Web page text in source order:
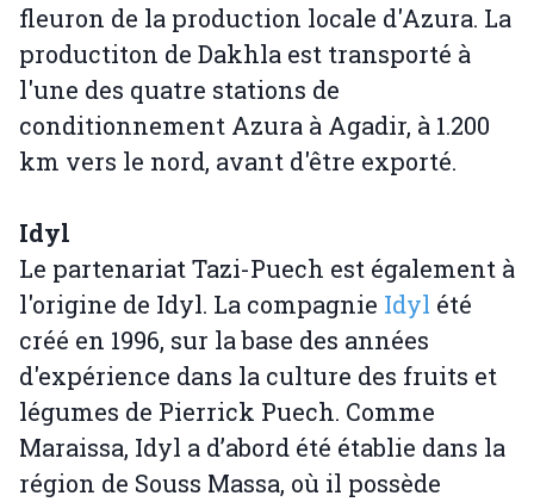
fleuron de la production locale d'Azura. La
productiton de Dakhla est transporté à
l'une des quatre stations de
conditionnement Azura à Agadir, à 1.200
km vers le nord, avant d'être exporté.
Idyl
Le partenariat Tazi-Puech est également à
l'origine de Idyl. La compagnie Idyl été
créé en 1996, sur la base des années
d'expérience dans la culture des fruits et
légumes de Pierrick Puech. Comme
Maraissa, Idyl a d’abord été établie dans la
région de Souss Massa, où il possède